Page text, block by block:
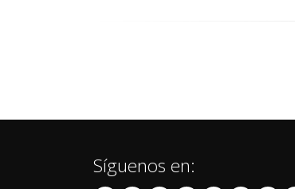
Síguenos en: